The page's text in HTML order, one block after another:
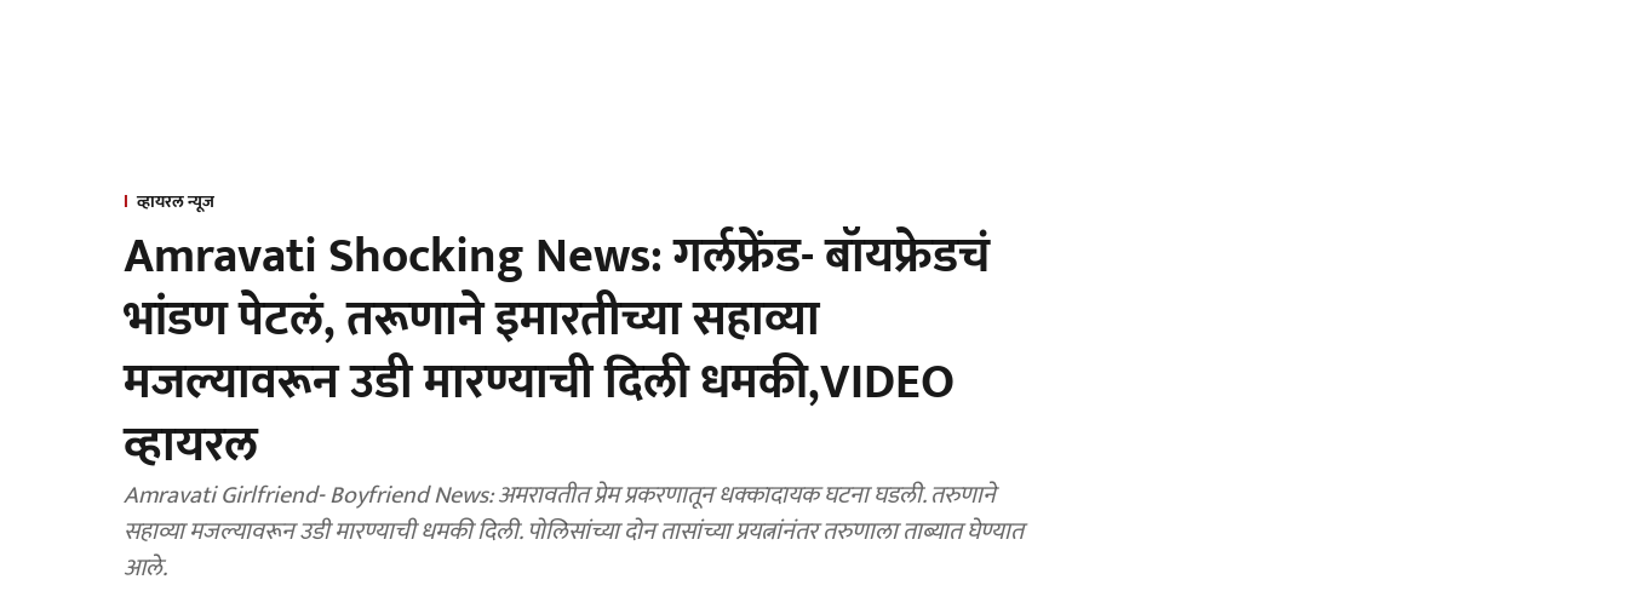
व्हायरल न्यूज
Amravati Shocking News: गर्लफ्रेंड- बॉयफ्रेडचं
भांडण पेटलं, तरूणाने इमारतीच्या सहाव्या
मजल्यावरून उडी मारण्याची दिली धमकी,VIDEO
व्हायरल
Amravati Girlfriend- Boyfriend News: अमरावतीत प्रेम प्रकरणातून धक्कादायक घटना घडली. तरुणाने
सहाव्या मजल्यावरून उडी मारण्याची धमकी दिली. पोलिसांच्या दोन तासांच्या प्रयत्नांनंतर तरुणाला ताब्यात घेण्यात
आले.